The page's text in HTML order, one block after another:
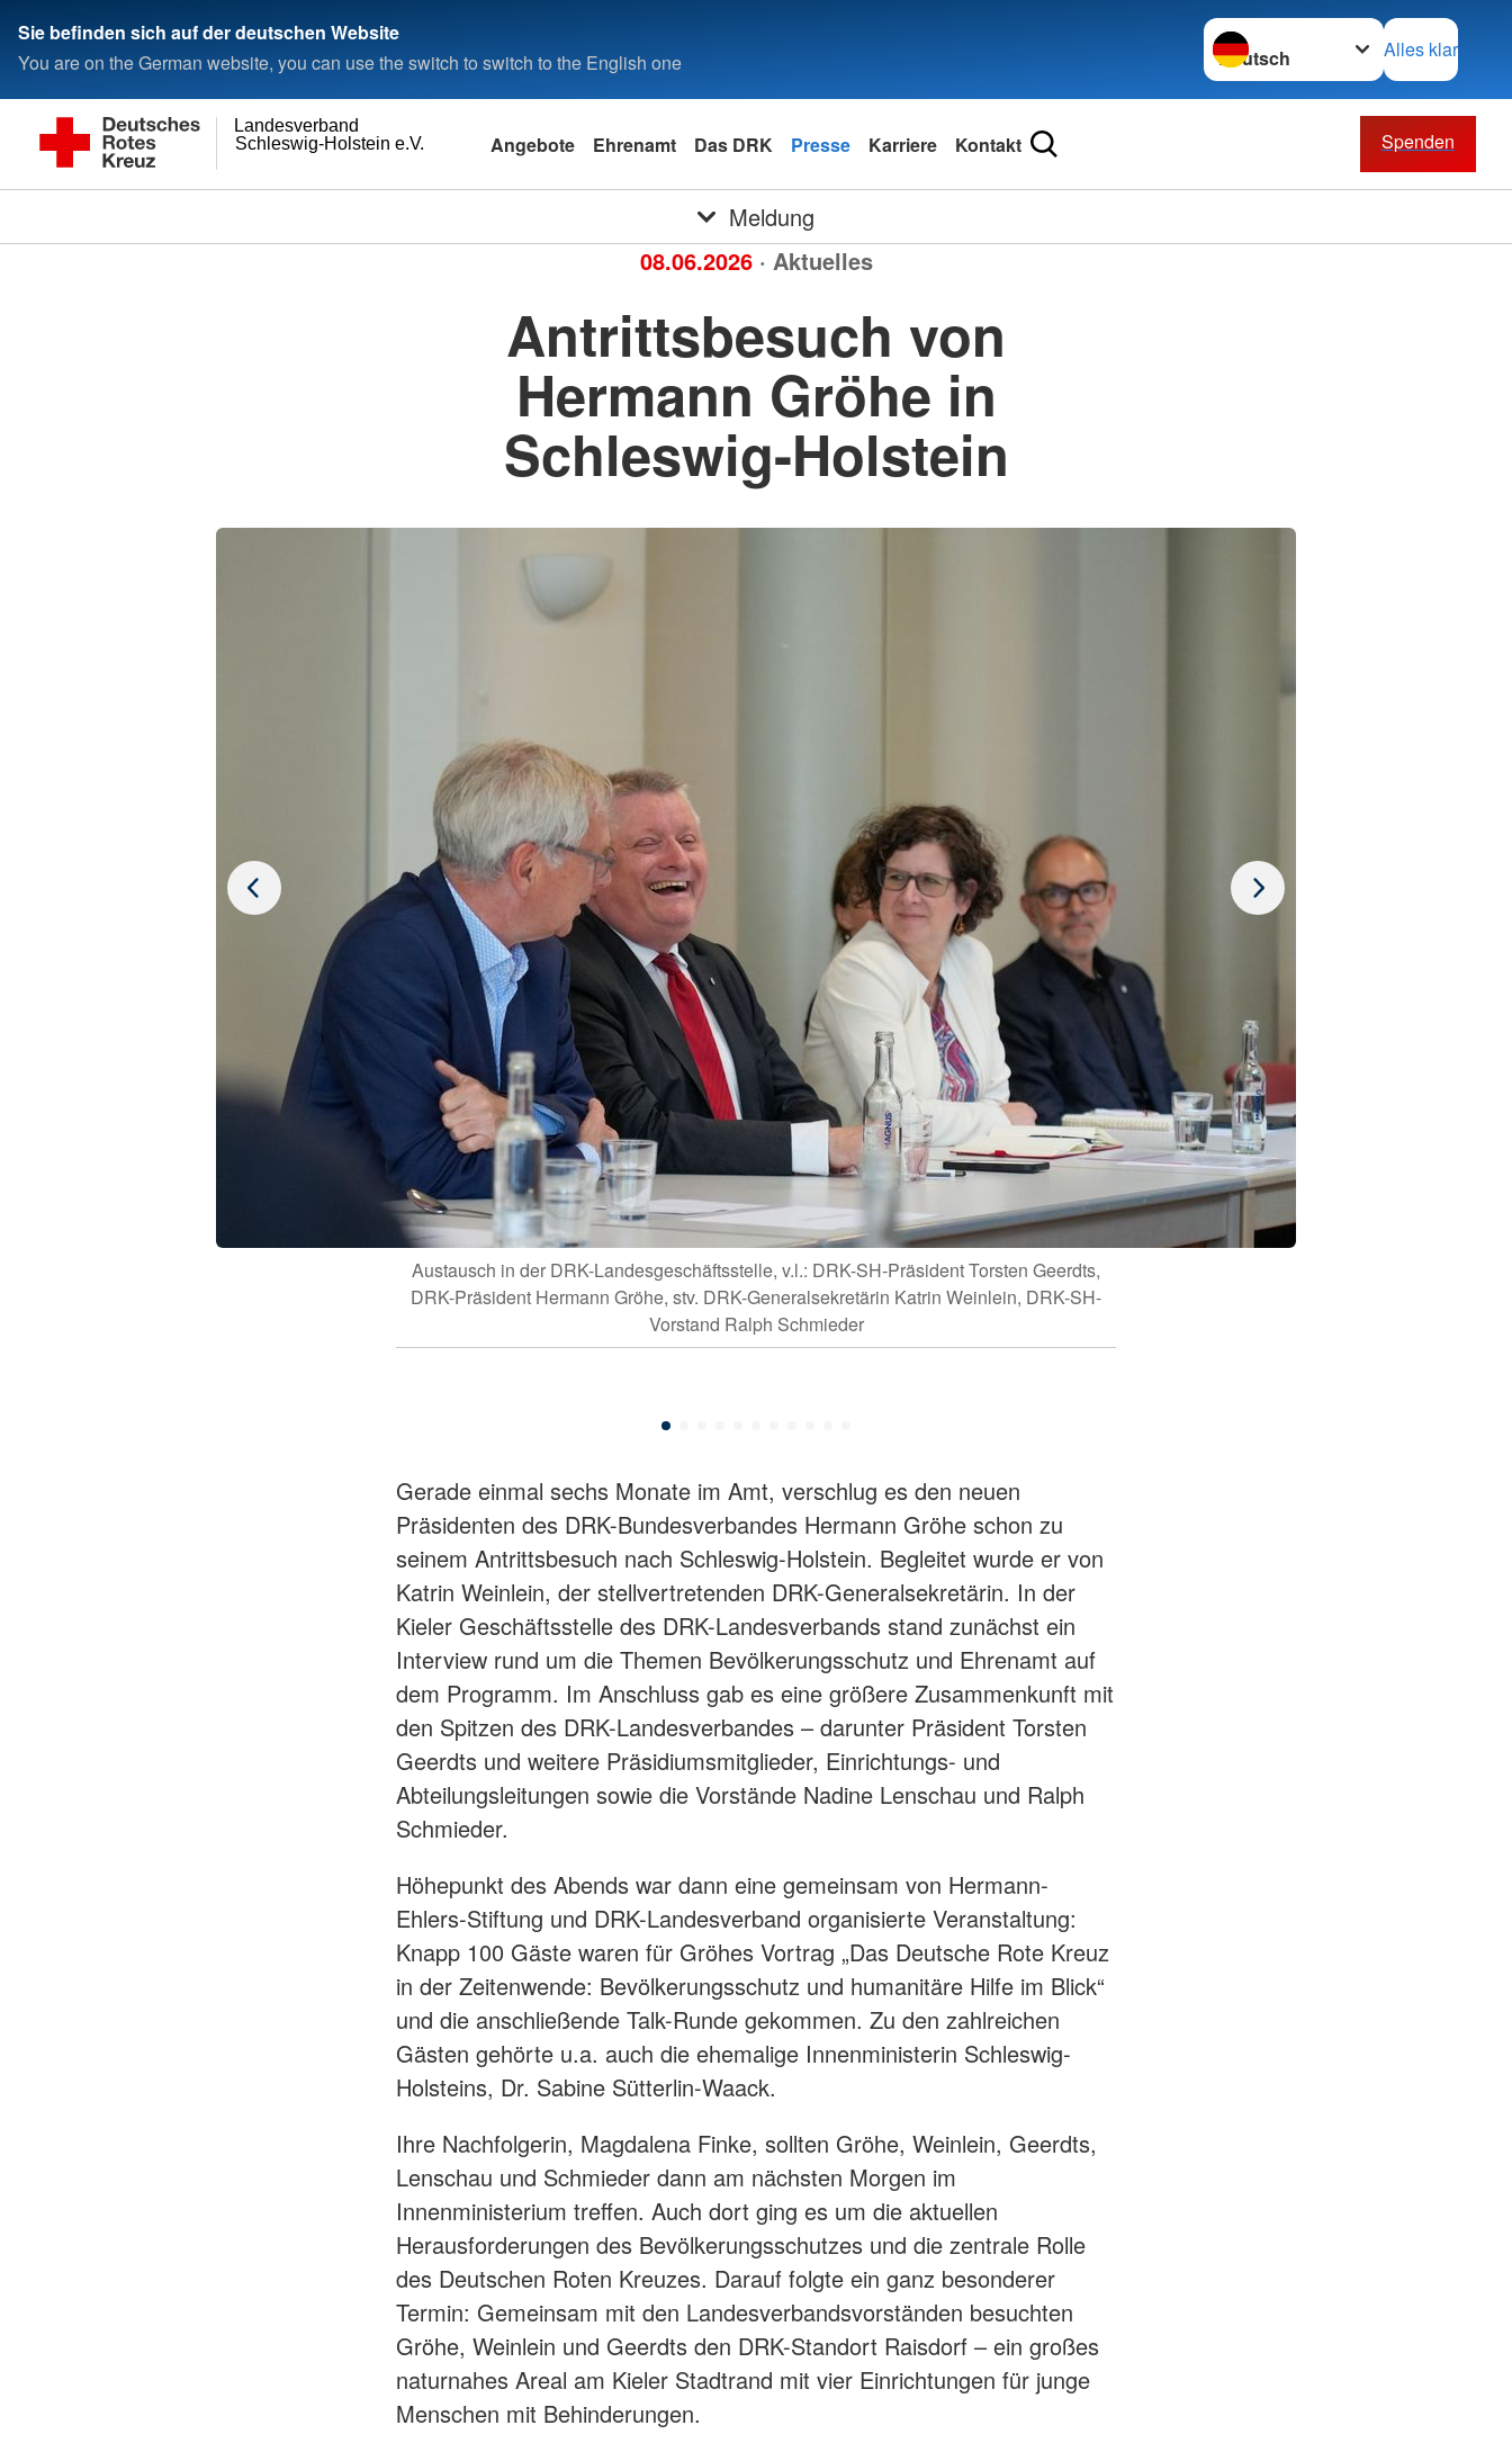
Sie befinden sich auf der deutschen Website
You are on the German website, you can use the switch to switch to the English one
Sprache wechseln zu
Alles klar
Schleswig-Holstein e.V.
Landesverband
Angebote Ehrenamt Das DRK Presse Karriere Kontakt Spenden
Meldung
08.06.2026 · Aktuelles
Antrittsbesuch von
Hermann Gröhe in
Schleswig-Holstein
Austausch in der DRK-Landesgeschäftsstelle, v.l.: DRK-SH-Präsident Torsten Geerdts,
DRK-Präsident Hermann Gröhe, stv. DRK-Generalsekretärin Katrin Weinlein, DRK-SH-
Vorstand Ralph Schmieder
Gerade einmal sechs Monate im Amt, verschlug es den neuen
Präsidenten des DRK-Bundesverbandes Hermann Gröhe schon zu
seinem Antrittsbesuch nach Schleswig-Holstein. Begleitet wurde er von
Katrin Weinlein, der stellvertretenden DRK-Generalsekretärin. In der
Kieler Geschäftsstelle des DRK-Landesverbands stand zunächst ein
Interview rund um die Themen Bevölkerungsschutz und Ehrenamt auf
dem Programm. Im Anschluss gab es eine größere Zusammenkunft mit
den Spitzen des DRK-Landesverbandes – darunter Präsident Torsten
Geerdts und weitere Präsidiumsmitglieder, Einrichtungs- und
Abteilungsleitungen sowie die Vorstände Nadine Lenschau und Ralph
Schmieder.
Höhepunkt des Abends war dann eine gemeinsam von Hermann-
Ehlers-Stiftung und DRK-Landesverband organisierte Veranstaltung:
Knapp 100 Gäste waren für Gröhes Vortrag „Das Deutsche Rote Kreuz
in der Zeitenwende: Bevölkerungsschutz und humanitäre Hilfe im Blick“
und die anschließende Talk-Runde gekommen. Zu den zahlreichen
Gästen gehörte u.a. auch die ehemalige Innenministerin Schleswig-
Holsteins, Dr. Sabine Sütterlin-Waack.
Ihre Nachfolgerin, Magdalena Finke, sollten Gröhe, Weinlein, Geerdts,
Lenschau und Schmieder dann am nächsten Morgen im
Innenministerium treffen. Auch dort ging es um die aktuellen
Herausforderungen des Bevölkerungsschutzes und die zentrale Rolle
des Deutschen Roten Kreuzes. Darauf folgte ein ganz besonderer
Termin: Gemeinsam mit den Landesverbandsvorständen besuchten
Gröhe, Weinlein und Geerdts den DRK-Standort Raisdorf – ein großes
naturnahes Areal am Kieler Stadtrand mit vier Einrichtungen für junge
Menschen mit Behinderungen.